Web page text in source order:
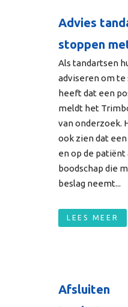
Advies
stoppen
Als tandartsen
adviseren om
heeft dat een
meldt het
van onderzoek.
ook zien dat
en op de
boodschap die
beslag neemt...
LEES MEER
Afsluiten